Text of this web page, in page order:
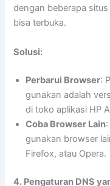
dengan beberapa
bisa terbuka.
Solusi:
Perbarui Browser:
gunakan adalah
di toko aplikasi HP
Coba Browser Lain
gunakan browser
Firefox, atau Opera.
4. Pengaturan DNS